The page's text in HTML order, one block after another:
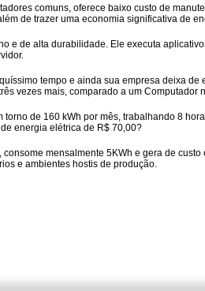
comuns, oferece baixo custo de
de trazer uma economia significativa de
e de alta durabilidade. Ele executa
tempo e ainda sua empresa deixa de
vezes mais, comparado a um Computador
de 160 kWh por mês, trabalhando 8
energia elétrica de R$ 70,00?
mensalmente 5KWh e gera de custo
e ambientes hostis de produção.